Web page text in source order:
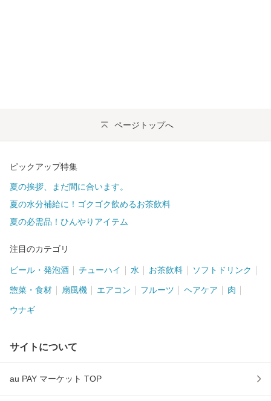
ページトップへ
ピックアップ特集
夏の挨拶、まだ間に合います。
夏の水分補給に！ゴクゴク飲めるお茶飲料
夏の必需品！ひんやりアイテム
注目のカテゴリ
ビール・発泡酒 チューハイ 水 お茶飲料 ソフトドリンク
惣菜・食材 扇風機 エアコン フルーツ ヘアケア 肉
ウナギ
サイトについて
au PAY マーケット TOP